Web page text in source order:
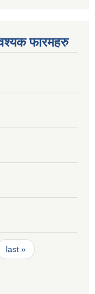
फारमहरु
last »